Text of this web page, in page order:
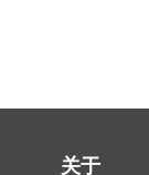
关于